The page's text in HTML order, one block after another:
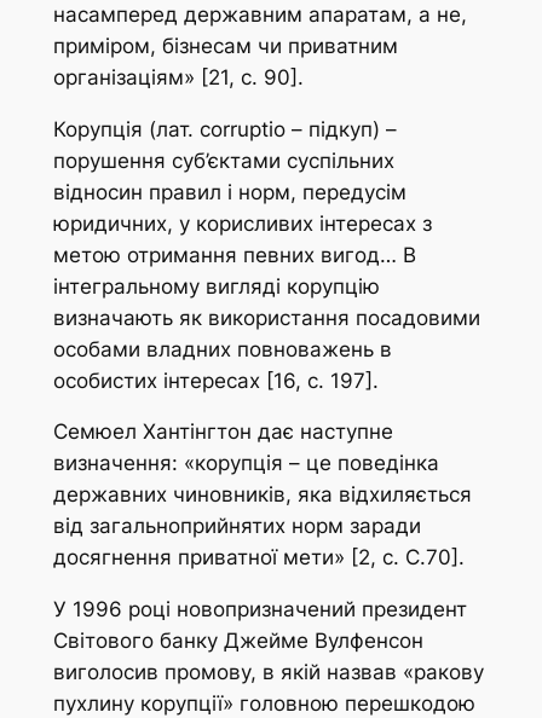
насамперед державним апаратам, а не,
приміром, бізнесам чи приватним
організаціям» [21, с. 90].
Корупція (лат. corruptio – підкуп) –
порушення суб’єктами суспільних
відносин правил і норм, передусім
юридичних, у корисливих інтересах з
метою отримання певних вигод… В
інтегральному вигляді корупцію
визначають як використання посадовими
особами владних повноважень в
особистих інтересах [16, с. 197].
Семюел Хантінгтон дає наступне
визначення: «корупція – це поведінка
державних чиновників, яка відхиляється
від загальноприйнятих норм заради
досягнення приватної мети» [2, с. С.70].
У 1996 році новопризначений президент
Світового банку Джейме Вулфенсон
виголосив промову, в якій назвав «ракову
пухлину корупції» головною перешкодою